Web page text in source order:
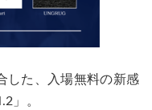
した、入場無料の新感
」。